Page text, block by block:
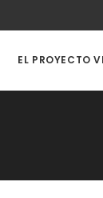
EL PROYECTO